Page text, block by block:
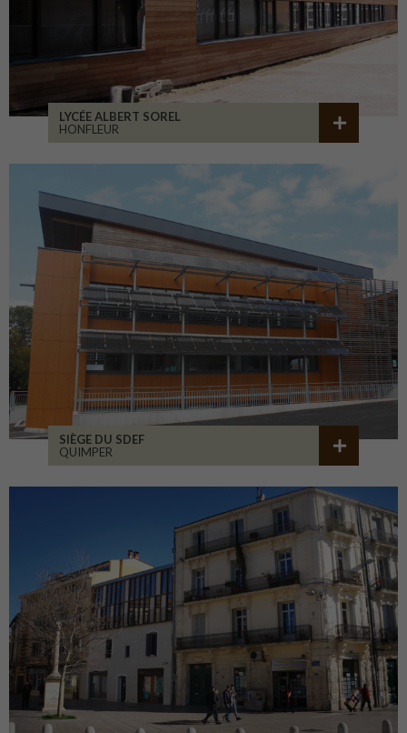
LYCÉE ALBERT SOREL
HONFLEUR
SIÈGE DU SDEF
QUIMPER